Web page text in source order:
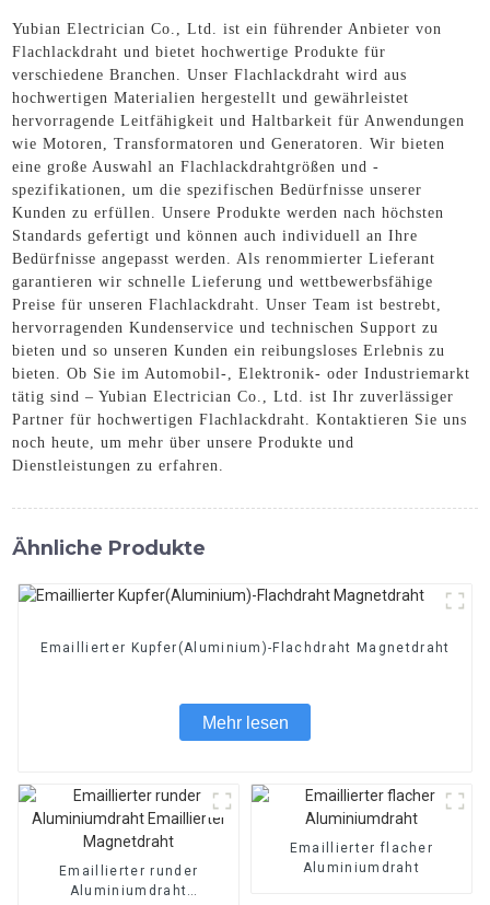
Yubian Electrician Co., Ltd. ist ein führender Anbieter von
Flachlackdraht und bietet hochwertige Produkte für
verschiedene Branchen. Unser Flachlackdraht wird aus
hochwertigen Materialien hergestellt und gewährleistet
hervorragende Leitfähigkeit und Haltbarkeit für Anwendungen
wie Motoren, Transformatoren und Generatoren. Wir bieten
eine große Auswahl an Flachlackdrahtgrößen und -
spezifikationen, um die spezifischen Bedürfnisse unserer
Kunden zu erfüllen. Unsere Produkte werden nach höchsten
Standards gefertigt und können auch individuell an Ihre
Bedürfnisse angepasst werden. Als renommierter Lieferant
garantieren wir schnelle Lieferung und wettbewerbsfähige
Preise für unseren Flachlackdraht. Unser Team ist bestrebt,
hervorragenden Kundenservice und technischen Support zu
bieten und so unseren Kunden ein reibungsloses Erlebnis zu
bieten. Ob Sie im Automobil-, Elektronik- oder Industriemarkt
tätig sind – Yubian Electrician Co., Ltd. ist Ihr zuverlässiger
Partner für hochwertigen Flachlackdraht. Kontaktieren Sie uns
noch heute, um mehr über unsere Produkte und
Dienstleistungen zu erfahren.
Ähnliche Produkte
Emaillierter Kupfer(Aluminium)-Flachdraht Magnetdraht
Mehr lesen
Emaillierter runder
Aluminiumdraht
Emaillierter flacher
Aluminiumdraht